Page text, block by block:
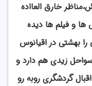
خارق العااده
و فیلم ها دیده
بهشتی در اقیانوس
زیدی هم دارد و
گردشگری روبه رو